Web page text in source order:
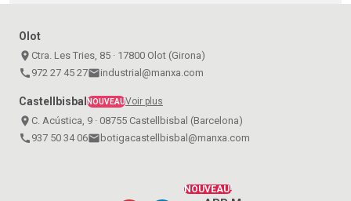
Olot
place Ctra. Les Tries, 85 · 17800 Olot (Girona)
call 972 27 45 27emailindustrial@manxa.com
Castellbisbal NOUVEAUVoir plus
place C. Acústica, 9 · 08755 Castellbisbal (Barcelona)
call 937 50 34 06email botigacastellbisbal@manxa.com
NOUVEAU!